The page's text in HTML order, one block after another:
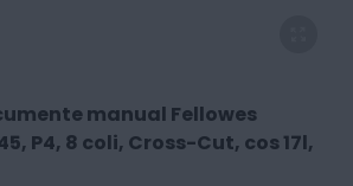
manual Fellowes
P4, 8 coli, Cross-Cut, cos 17l,